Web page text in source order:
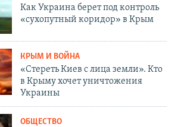
Как Украина берет под контроль
«сухопутный коридор» в Крым
КРЫМ И ВОЙНА
«Стереть Киев с лица земли». Кто
в Крыму хочет уничтожения
Украины
ОБЩЕСТВО